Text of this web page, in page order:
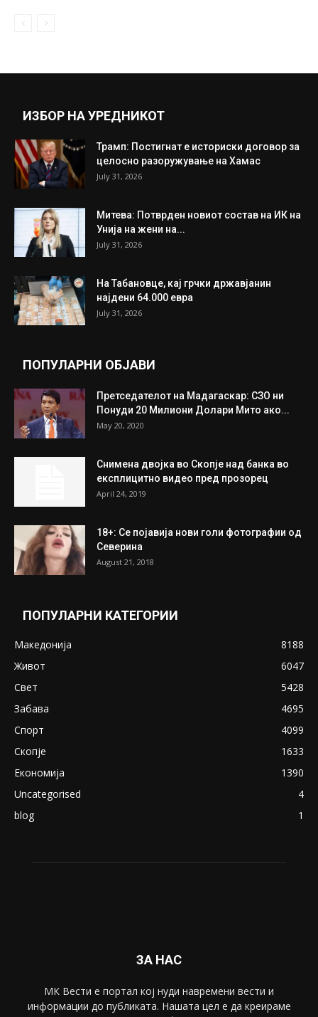
ИЗБОР НА УРЕДНИКОТ
Трамп: Постигнат е историски договор за
целосно разоружување на Хамас
July 31, 2026
Митева: Потврден новиот состав на ИК на
Унија на жени на...
July 31, 2026
На Табановце, кај грчки државјанин
најдени 64.000 евра
July 31, 2026
ПОПУЛАРНИ ОБЈАВИ
Претседателот на Мадагаскар: СЗО ни
Понуди 20 Милиони Долари Мито ако...
May 20, 2020
Снимена двојка во Скопје над банка во
експлицитно видео пред прозорец
April 24, 2019
18+: Се појавија нови голи фотографии од
Северина
August 21, 2018
ПОПУЛАРНИ КАТЕГОРИИ
Македонија
8188
Живот
6047
Свет
5428
Забава
4695
Спорт
4099
Скопје
1633
Економија
1390
Uncategorised
4
blog
1
ЗА НАС
МК Вести е портал коj нуди навремени вести и
информации до публиката. Нашата цел е да креираме